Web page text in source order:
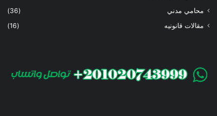
محامي مدني
(36)
مقالات قانونيه
(16)